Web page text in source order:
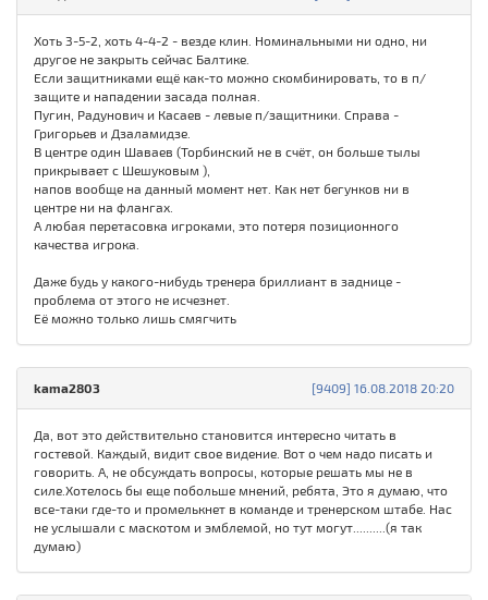
Хоть 3-5-2, хоть 4-4-2 - везде клин. Номинальными ни одно, ни
другое не закрыть сейчас Балтике.
Если защитниками ещё как-то можно скомбинировать, то в п/
защите и нападении засада полная.
Пугин, Радунович и Касаев - левые п/защитники. Справа -
Григорьев и Дзаламидзе.
В центре один Шаваев (Торбинский не в счёт, он больше тылы
прикрывает с Шешуковым ),
напов вообще на данный момент нет. Как нет бегунков ни в
центре ни на флангах.
А любая перетасовка игроками, это потеря позиционного
качества игрока.
Даже будь у какого-нибудь тренера бриллиант в заднице -
проблема от этого не исчезнет.
Её можно только лишь смягчить
[9409] 16.08.2018 20:20
kama2803
Да, вот это действительно становится интересно читать в
гостевой. Каждый, видит свое видение. Вот о чем надо писать и
говорить. А, не обсуждать вопросы, которые решать мы не в
силе.Хотелось бы еще побольше мнений, ребята, Это я думаю, что
все-таки где-то и промелькнет в команде и тренерском штабе. Нас
не услышали с маскотом и эмблемой, но тут могут..........(я так
думаю)